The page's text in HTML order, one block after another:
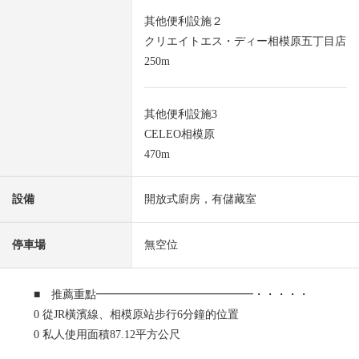
其他便利設施２
クリエイトエス・ディー相模原五丁目店
250m
其他便利設施3
CELEO相模原
470m
設備 開放式廚房，有儲藏室
停車場 無空位
■ 推薦重點━━━━━━━━━━━━━━・・・・・
0 從JR橫濱線、相模原站步行6分鐘的位置
0 私人使用面積87.12平方公尺